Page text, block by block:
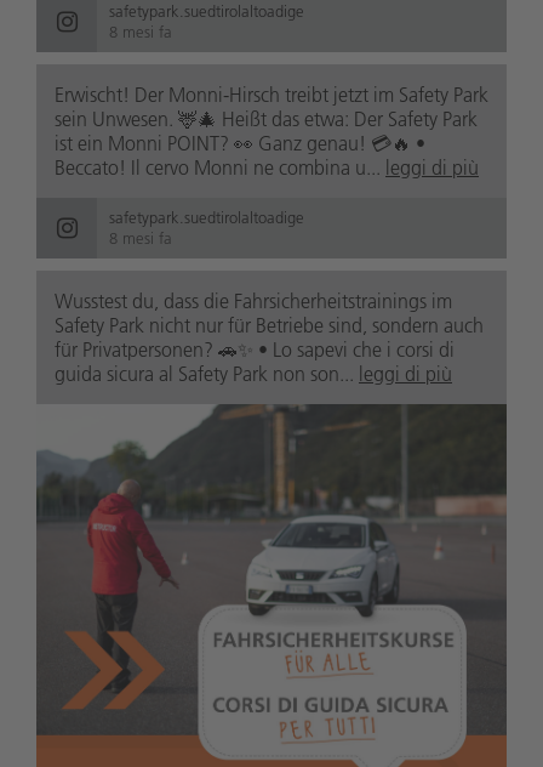
safetypark.suedtirolaltoadige
8 mesi fa
Erwischt! Der Monni-Hirsch treibt jetzt im Safety Park
sein Unwesen. 🦌🎄 Heißt das etwa: Der Safety Park
ist ein Monni POINT? 👀 Ganz genau! 💳🔥 •
Beccato! Il cervo Monni ne combina u... leggi di più
safetypark.suedtirolaltoadige
8 mesi fa
Wusstest du, dass die Fahrsicherheitstrainings im
Safety Park nicht nur für Betriebe sind, sondern auch
für Privatpersonen? 🚗✨ • Lo sapevi che i corsi di
guida sicura al Safety Park non son... leggi di più